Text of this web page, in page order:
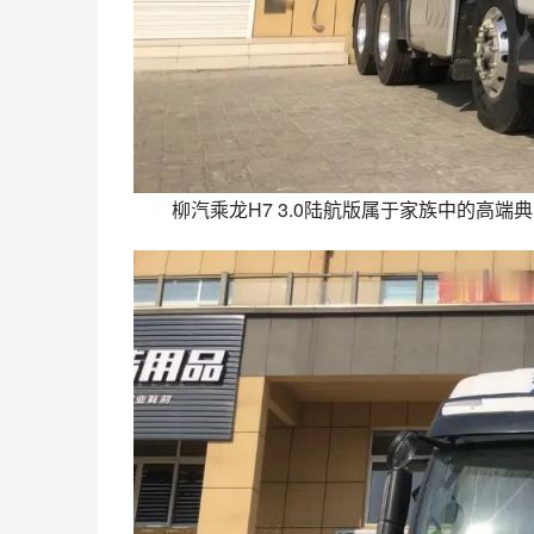
柳汽乘龙H7 3.0陆航版属于家族中的高端